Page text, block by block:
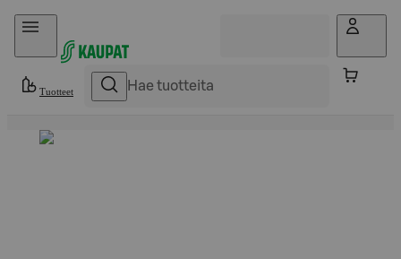
Hyppää sisältöön
Tuotteet